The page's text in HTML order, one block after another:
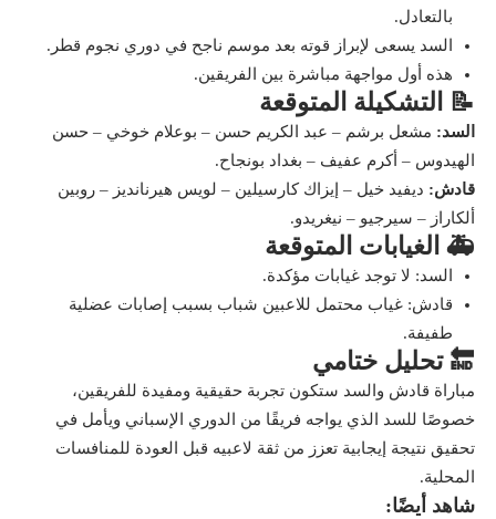
بالتعادل.
السد يسعى لإبراز قوته بعد موسم ناجح في دوري نجوم قطر.
هذه أول مواجهة مباشرة بين الفريقين.
📝 التشكيلة المتوقعة
السد: مشعل برشم – عبد الكريم حسن – بوعلام خوخي – حسن
الهيدوس – أكرم عفيف – بغداد بونجاح.
قادش: ديفيد خيل – إيزاك كارسيلين – لويس هيرنانديز – روبين
ألكاراز – سيرجيو – نيغريدو.
🚑 الغيابات المتوقعة
السد: لا توجد غيابات مؤكدة.
قادش: غياب محتمل للاعبين شباب بسبب إصابات عضلية
طفيفة.
🔚 تحليل ختامي
مباراة قادش والسد ستكون تجربة حقيقية ومفيدة للفريقين،
خصوصًا للسد الذي يواجه فريقًا من الدوري الإسباني ويأمل في
تحقيق نتيجة إيجابية تعزز من ثقة لاعبيه قبل العودة للمنافسات
المحلية.
شاهد أيضًا: